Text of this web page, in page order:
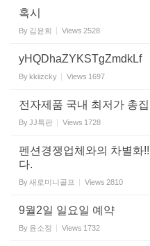
혹시
By 김윤희 Views 2528
yHQDhaZYKSTgZmdkLf
Bykkiizcky Views 1697
전자제품 국내 최저가 총
ByJJ특판 Views 1728
펜션경쟁업체와의 차별화
다.
By새로미니골프 Views 2810
9월2일 일요일 예약
By 윤소정 Views 1732